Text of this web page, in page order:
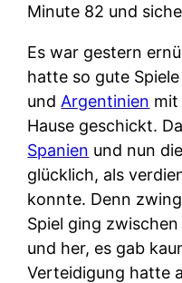
Minute 82 und
Es war gestern
hatte so gute
und Argentinien mit
Hause geschickt.
Spanien und nun
glücklich, als
konnte. Denn
Spiel ging
und her, es gab
Verteidigung hatte